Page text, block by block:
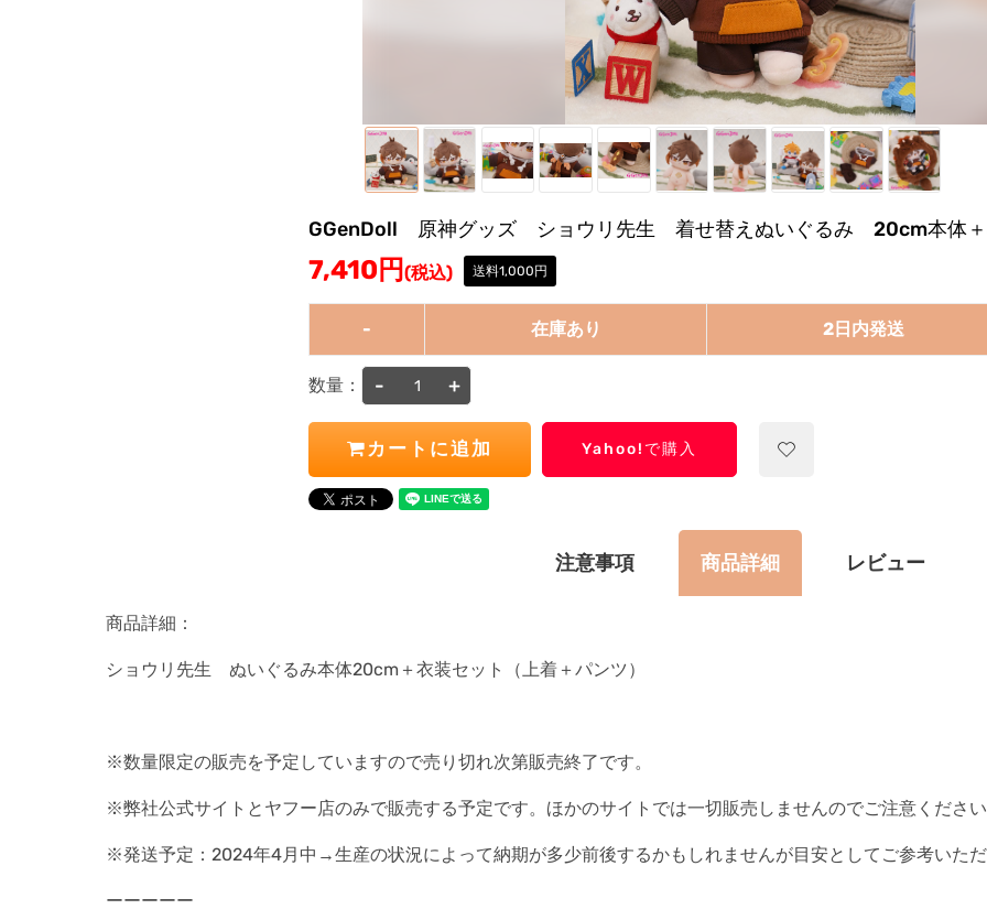
GGenDoll 原神グッズ ショウリ先生 着せ替えぬいぐるみ 20cm本体
7,410 円 (税込) 送料1,000円
- 在庫あり 2日内発送
数量： - +
カートに追加 Yahoo!で購入
注意事項 商品詳細 レビュー
商品詳細：
ショウリ先生 ぬいぐるみ本体20cm＋衣装セット（上着＋パンツ）
※数量限定の販売を予定していますので売り切れ次第販売終了です。
※弊社公式サイトとヤフー店のみで販売する予定です。ほかのサイトでは一切販売しませんのでご注意ください
※発送予定：2024年4月中→生産の状況によって納期が多少前後するかもしれませんが目安としてご参考いただ
ーーーーー